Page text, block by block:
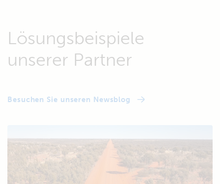
Lösungsbeispiele
unserer Partner
Besuchen Sie unseren Newsblog